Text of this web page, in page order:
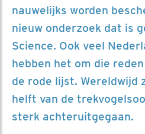
nauwelijks worden
nieuw onderzoek dat is
Science. Ook veel
hebben het om die
de rode lijst. Wereldwijd
helft van de
sterk achteruitgegaan.